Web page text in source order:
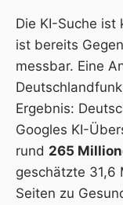
Die KI-Suche ist
ist bereits
messbar. Eine
Deutschlandfunk
Ergebnis:
Googles KI-
rund 265
geschätzte 31,6
Seiten zu